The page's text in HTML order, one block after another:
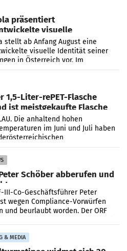
präsentiert
visuelle
stellt ab Anfang August eine
visuelle Identität seiner
in Österreich vor. Im
des Redesigns stehen zentrale
1,5-Liter-rePET-Flasche
ist meistgekaufte Flasche
Die anhaltend hohen
im Juni und Juli haben
Vöslauer zu deutlichen
geführt. Während
Schöber abberufen und
III-Co-Geschäftsführer Peter
wegen Compliance-Vorwürfen
und beurlaubt worden. Der ORF
& MEDIA